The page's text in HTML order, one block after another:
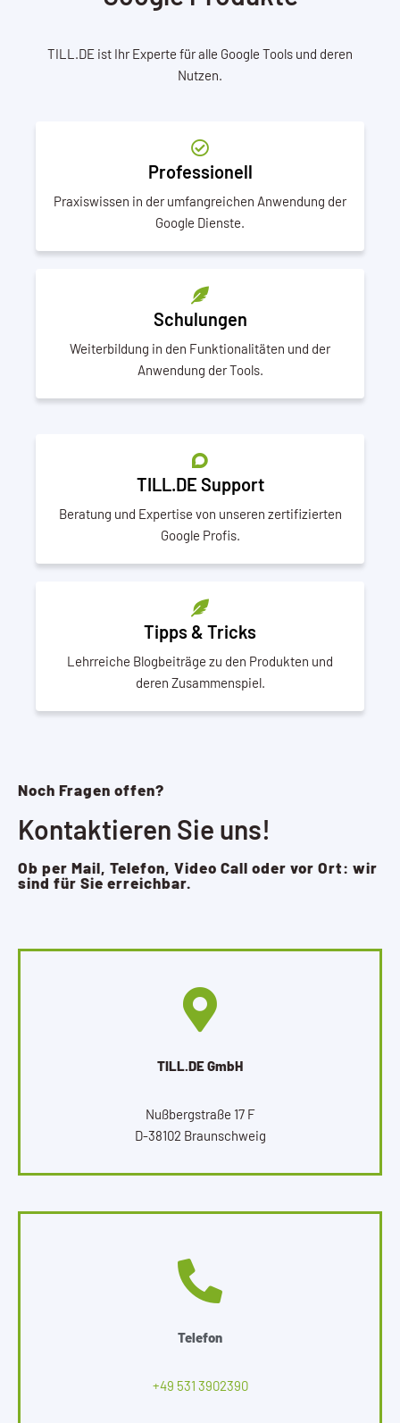
TILL.DE ist Ihr Experte für alle Google Tools und deren
Nutzen.
Professionell
Praxiswissen in der umfangreichen Anwendung der
Google Dienste.
Schulungen
Weiterbildung in den Funktionalitäten und der
Anwendung der Tools.
TILL.DE Support
Beratung und Expertise von unseren zertifizierten
Google Profis.
Tipps & Tricks
Lehrreiche Blogbeiträge zu den Produkten und
deren Zusammenspiel.
Noch Fragen offen?
Kontaktieren Sie uns!
Ob per Mail, Telefon, Video Call oder vor Ort: wir
sind für Sie erreichbar.
TILL.DE GmbH
Nußbergstraße 17 F
D-38102 Braunschweig
Telefon
+49 531 3902390